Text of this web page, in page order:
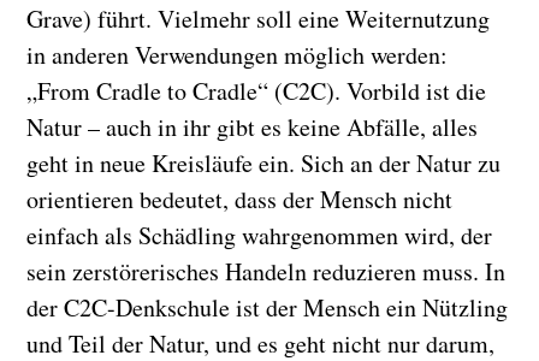
Grave) führt. Vielmehr soll eine Weiternutzung
in anderen Verwendungen möglich werden:
„From Cradle to Cradle“ (C2C). Vorbild ist die
Natur – auch in ihr gibt es keine Abfälle, alles
geht in neue Kreisläufe ein. Sich an der Natur zu
orientieren bedeutet, dass der Mensch nicht
einfach als Schädling wahrgenommen wird, der
sein zerstörerisches Handeln reduzieren muss. In
der C2C-Denkschule ist der Mensch ein Nützling
und Teil der Natur, und es geht nicht nur darum,